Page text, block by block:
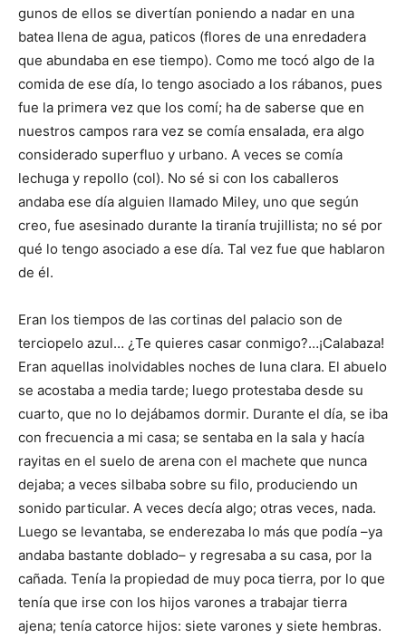
gunos de ellos se di­vertían poniendo a na­dar en una
batea llena de agua, paticos (flores de una enredadera
que abundaba en ese tiempo). Como me tocó algo de la
comida de ese día, lo tengo aso­ciado a los rábanos, pues
fue la primera vez que los comí; ha de sa­berse que en
nuestros campos rara vez se co­mía ensalada, era algo
considerado su­perfluo y urbano. A veces se comía
lechuga y repollo (col). No sé si con los caba­lleros
andaba ese día alguien llamado Miley, uno que se­gún
creo, fue asesinado du­rante la tiranía trujillista; no sé por
qué lo tengo asociado a ese día. Tal vez fue que ha­blaron
de él.
Eran los tiempos de las cortinas del palacio son de
terciopelo azul… ¿Te quie­res casar conmigo?…¡Calaba­za!
Eran aquellas inolvida­bles noches de luna clara. El abuelo
se acostaba a media tarde; luego protestaba des­de su
cuarto, que no lo dejá­bamos dormir. Durante el día, se iba
con frecuencia a mi casa; se sentaba en la sala y hacía
rayitas en el suelo de arena con el machete que nunca
dejaba; a veces silbaba sobre su filo, produ­ciendo un
sonido particular. A veces decía algo; otras veces, nada.
Luego se levantaba, se enderezaba lo más que podía –ya
andaba bastante doblado– y regresaba a su casa, por la
cañada. Tenía la pro­piedad de muy poca tie­rra, por lo que
tenía que irse con los hijos varones a trabajar tierra
ajena; tenía catorce hijos: siete varones y siete hembras.